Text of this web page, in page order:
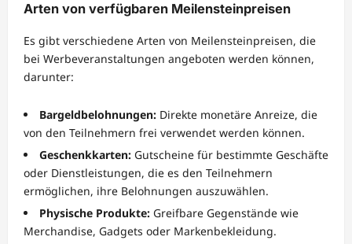
Arten von verfügbaren Meilensteinpreisen
Es gibt verschiedene Arten von Meilensteinpreisen, die
bei Werbeveranstaltungen angeboten werden können,
darunter:
Bargeldbelohnungen: Direkte monetäre Anreize, die
von den Teilnehmern frei verwendet werden können.
Geschenkkarten: Gutscheine für bestimmte Geschäfte
oder Dienstleistungen, die es den Teilnehmern
ermöglichen, ihre Belohnungen auszuwählen.
Physische Produkte: Greifbare Gegenstände wie
Merchandise, Gadgets oder Markenbekleidung.